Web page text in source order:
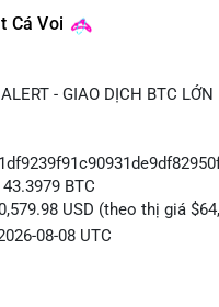
Cá Voi
- GIAO DỊCH BTC LỚN
BTC
USD (theo thị giá
08-08 UTC
vi của Cá voi dựa trên giao